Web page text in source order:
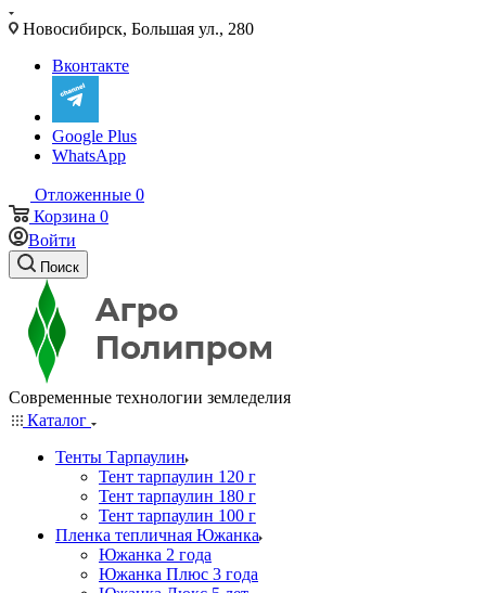
Новосибирск, Большая ул., 280
Вконтакте
Google Plus
WhatsApp
Отложенные 0
Корзина 0
Войти
Поиск
Современные технологии земледелия
Каталог
Тенты Тарпаулин
Тент тарпаулин 120 г
Тент тарпаулин 180 г
Тент тарпаулин 100 г
Пленка тепличная Южанка
Южанка 2 года
Южанка Плюс 3 года